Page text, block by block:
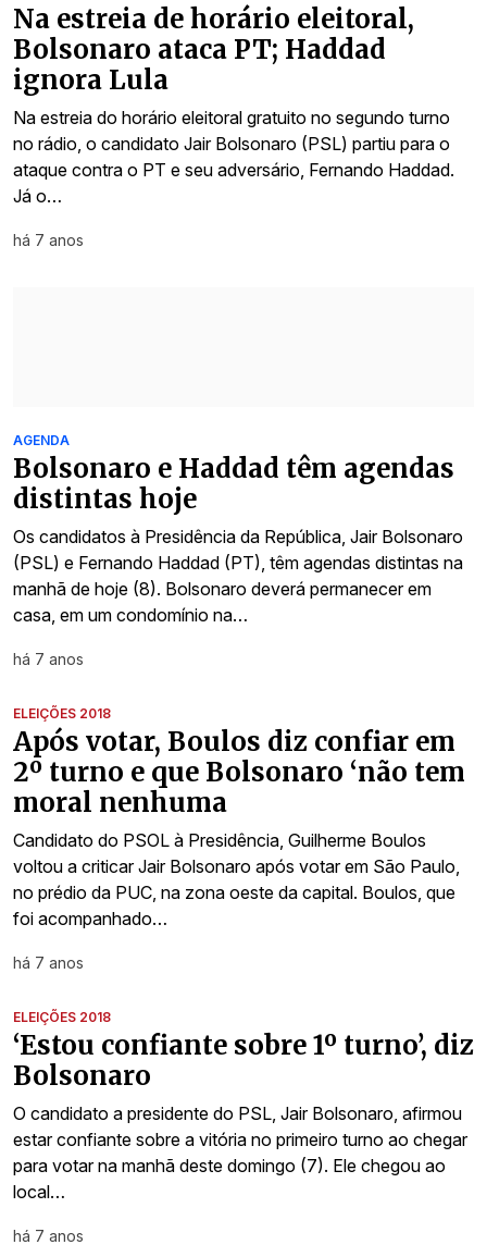
Na estreia de horário eleitoral,
Bolsonaro ataca PT; Haddad
ignora Lula
Na estreia do horário eleitoral gratuito no segundo turno
no rádio, o candidato Jair Bolsonaro (PSL) partiu para o
ataque contra o PT e seu adversário, Fernando Haddad.
Já o…
há 7 anos
AGENDA
Bolsonaro e Haddad têm agendas
distintas hoje
Os candidatos à Presidência da República, Jair Bolsonaro
(PSL) e Fernando Haddad (PT), têm agendas distintas na
manhã de hoje (8). Bolsonaro deverá permanecer em
casa, em um condomínio na…
há 7 anos
ELEIÇÕES 2018
Após votar, Boulos diz confiar em
2º turno e que Bolsonaro ‘não tem
moral nenhuma
Candidato do PSOL à Presidência, Guilherme Boulos
voltou a criticar Jair Bolsonaro após votar em São Paulo,
no prédio da PUC, na zona oeste da capital. Boulos, que
foi acompanhado…
há 7 anos
ELEIÇÕES 2018
‘Estou confiante sobre 1º turno’, diz
Bolsonaro
O candidato a presidente do PSL, Jair Bolsonaro, afirmou
estar confiante sobre a vitória no primeiro turno ao chegar
para votar na manhã deste domingo (7). Ele chegou ao
local…
há 7 anos